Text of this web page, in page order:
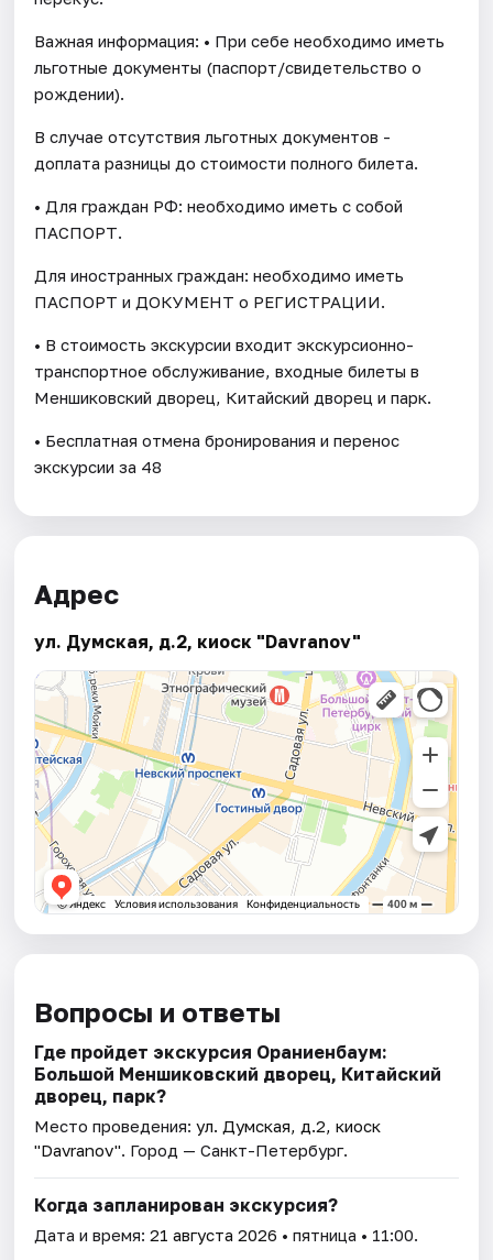
Важная информация: • При себе необходимо иметь
льготные документы (паспорт/свидетельство о
рождении).
В случае отсутствия льготных документов -
доплата разницы до стоимости полного билета.
• Для граждан РФ: необходимо иметь с собой
ПАСПОРТ.
Для иностранных граждан: необходимо иметь
ПАСПОРТ и ДОКУМЕНТ о РЕГИСТРАЦИИ.
• В стоимость экскурсии входит экскурсионно-
транспортное обслуживание, входные билеты в
Меншиковский дворец, Китайский дворец и парк.
• Бесплатная отмена бронирования и перенос
экскурсии за 48
Адрес
ул. Думская, д.2, киоск "Davranov"
Вопросы и ответы
Где пройдет экскурсия Ораниенбаум:
Большой Меншиковский дворец, Китайский
дворец, парк?
Место проведения:ул. Думская, д.2, киоск
"Davranov". Город — Санкт-Петербург.
Когда запланирован экскурсия?
Дата и время:21 августа 2026 • пятница • 11:00.